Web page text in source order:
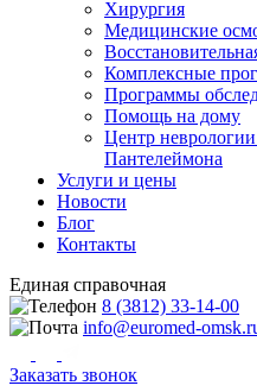
Хирургия
Медицинские
Комплексные
Программы
Помощь на дому
Центр
Пантелеймона
Услуги и цены
Новости
Блог
Контакты
Единая справочная
8 (3812) 33-14-00
info@euromed-
Заказать звонок